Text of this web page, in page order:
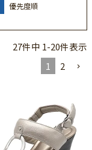
優先度順
27件中 1-20件表示
1
2